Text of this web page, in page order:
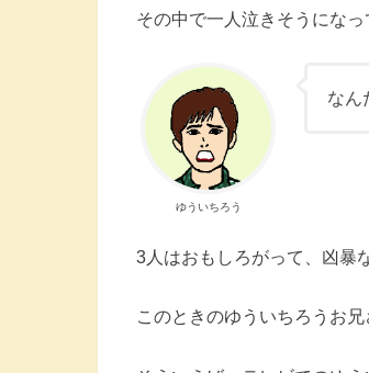
その中で一人泣きそうになっ
ゆういちろう
なん
3人はおもしろがって、凶暴
このときのゆういちろうお兄